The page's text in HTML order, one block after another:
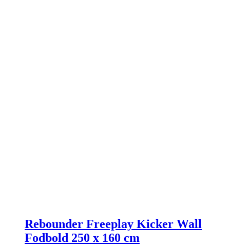
Rebounder Freeplay Kicker Wall
Fodbold 250 x 160 cm